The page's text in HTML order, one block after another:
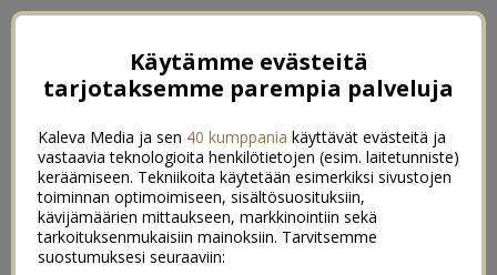
Käytämme evästeitä
tarjotaksemme parempia palveluja
Kaleva Media ja sen 40 kumppania käyttävät evästeitä ja
vastaavia teknologioita henkilötietojen (esim. laitetunniste)
keräämiseen. Tekniikoita käytetään esimerkiksi sivustojen
toiminnan optimoimiseen, sisältösuosituksiin,
kävijämäärien mittaukseen, markkinointiin sekä
tarkoituksenmukaisiin mainoksiin. Tarvitsemme
suostumuksesi seuraaviin: